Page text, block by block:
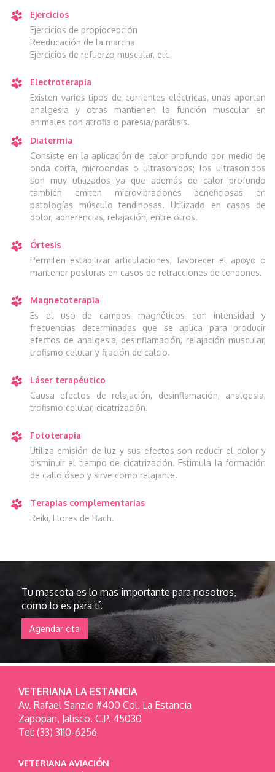
Ejercicios
Ejercicios de propiocepción
Reeducación de la marcha
Ejercicios de refuerzo muscular, etc
Electroterapia
Existen varios tipos de corrientes eléctricas, unas aportan
analgesia y otras mantienen la función muscular en
animales con atrofia o paresia/parálisis.
Diatermia
Consiste en la aplicación de calor profundo por medio de
onda corta, microondas o ultrasonidos; los ultrasonidos
son muy utilizados ya que además de calor profundo
también emiten microvibraciones beneficiosas en
patologías músculo tendinosas. Utilizado en casos de
dolor, adherencias, relajación, entre otros.
Órtesis
Permiten estabilizar articulaciones, favorecer el apoyo o
mantener posturas en casos de retracciones de tendones.
Magnetoterapia
Es el uso de campos magnéticos con intensidad y
frecuencias determinadas que se aplica para producir
efectos de analgesia, desinflamación, relajación muscular,
trofismo celular y fijación de calcio.
Láser terapéutico
Causa efectos de relajación, desinflamación, analgesia,
trofismo celular, cicatrización.
Fototerapia
Utiliza emisión de luz y sus efectos son reducir el dolor y
disminuir el tiempo de cicatrización. Estimula la formación
de callo óseo y sirve como relajante.
Terapias complementarias
Reiki, Flores de Bach.
Tu mascota es lo mas importante para nosotros,
como lo es para tí.
Agendar cita
VETERIANA LA ESTANCIA
Av. Rafael Sanzio #400 Col. La Estancia
Zapopan, Jalisco. C.P. 45030
Tel: (33) 3110-6256
VETERIANA AVIACIÓN